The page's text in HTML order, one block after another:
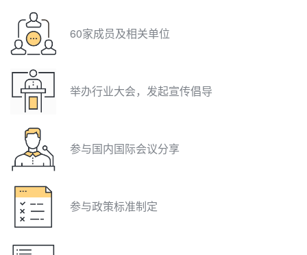
60家成员及相关单位
举办行业大会，发起宣传倡导
参与国内国际会议分享
参与政策标准制定